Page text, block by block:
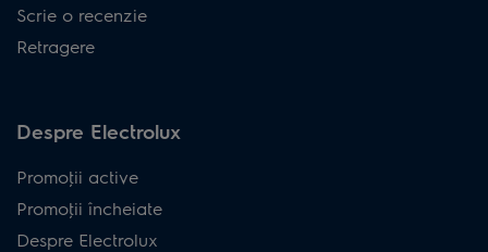
Scrie o recenzie
Retragere
Despre Electrolux
Promoţii active
Promoţii încheiate
Despre Electrolux